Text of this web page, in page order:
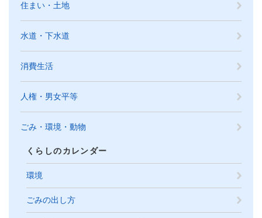
住まい・土地
水道・下水道
消費生活
人権・男女平等
ごみ・環境・動物
くらしのカレンダー
環境
ごみの出し方